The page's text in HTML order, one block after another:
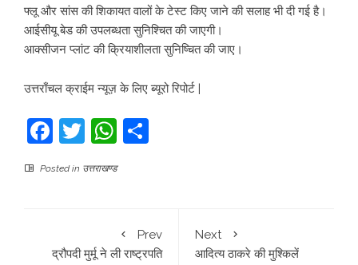
फ्लू और सांस की शिकायत वालों के टेस्ट किए जाने की सलाह भी दी गई है।
आईसीयू बेड की उपलब्धता सुनिश्चित की जाएगी।
आक्सीजन प्लांट की क्रियाशीलता सुनिष्चित की जाए।
उत्तराँचल क्राईम न्यूज़ के लिए ब्यूरो रिपोर्ट |
Facebook
TwitterWhatsApp
Posted in उत्तराखण्ड
Prev
द्रौपदी मुर्मू ने ली राष्ट्रपति
Next
आदित्य ठाकरे की मुश्किलें